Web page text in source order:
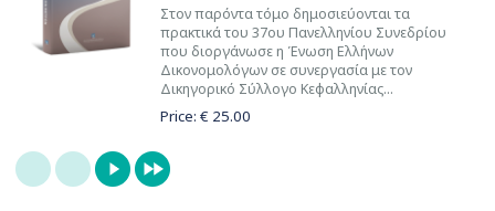
Στον παρόντα τόμο δημοσιεύονται τα
πρακτικά του 37ου Πανελληνίου Συνεδρίου
που διοργάνωσε η Ένωση Ελλήνων
Δικονομολόγων σε συνεργασία με τον
Δικηγορικό Σύλλογο Κεφαλληνίας...
Price: € 25.00